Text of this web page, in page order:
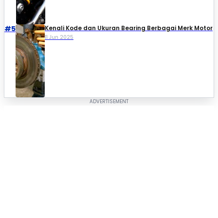
#5 Kenali Kode dan Ukuran Bearing Berbagai Merk Motor
11 Jun 2025